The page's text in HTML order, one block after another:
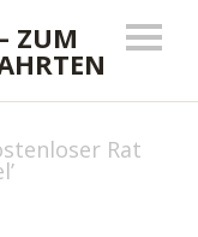
ZUM
Rat
’